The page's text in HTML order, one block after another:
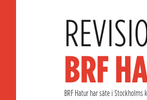
BRF
BRF Hatur har säte i